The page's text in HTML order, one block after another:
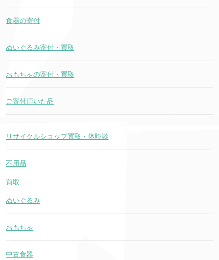
食器の寄付
ぬいぐるみ寄付・買取
おもちゃの寄付・買取
ご寄付頂いた品
リサイクルショップ買取・体験談
不用品
買取
ぬいぐるみ
おもちゃ
中古食器